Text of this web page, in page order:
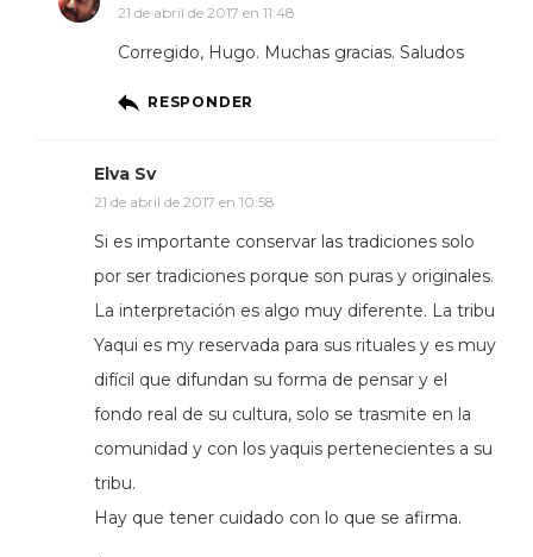
21 de abril de 2017 en 11:48
Corregido, Hugo. Muchas gracias. Saludos
RESPONDER
Elva Sv
21 de abril de 2017 en 10:58
Si es importante conservar las tradiciones solo
por ser tradiciones porque son puras y originales.
La interpretación es algo muy diferente. La tribu
Yaqui es my reservada para sus rituales y es muy
difícil que difundan su forma de pensar y el
fondo real de su cultura, solo se trasmite en la
comunidad y con los yaquis pertenecientes a su
tribu.
Hay que tener cuidado con lo que se afirma.